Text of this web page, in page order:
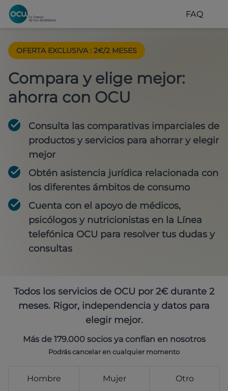
FAQ
OFERTA EXCLUSIVA : 2€/2 MESES
Compara y elige mejor:
ahorra con OCU
Consulta las comparativas imparciales de
productos y servicios para ahorrar y elegir
mejor
Obtén asistencia jurídica relacionada con
los diferentes ámbitos de consumo
Cuenta con el apoyo de médicos,
psicólogos y nutricionistas en la Línea
telefónica OCU para resolver tus dudas y
consultas
Todos los servicios de OCU por 2€ durante 2
meses. Rigor, independencia y datos para
elegir mejor.
Más de 179.000 socios ya confían en nosotros
Podrás cancelar en cualquier momento
Hombre Mujer Otro